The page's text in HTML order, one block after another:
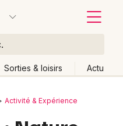
Sorties & loisirs Actu
Activité & Expérience